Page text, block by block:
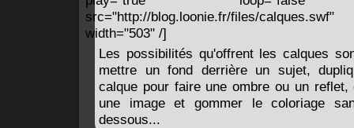
src="http://blog.loonie.fr/files/
width="503" /]
Les possibilités qu'offrent les calques
mettre un fond derrière un sujet,
calque pour faire une ombre ou un
une image et gommer le coloriage
dessous...